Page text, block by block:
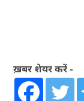
ख़बर शेयर करें -